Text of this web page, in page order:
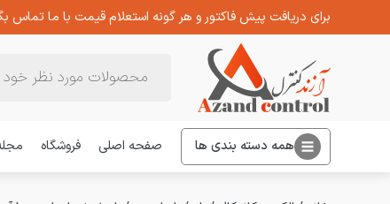
برای دریافت پیش فاکتور و هر گونه استعلام قیمت با ما تماس
همه دسته بندی ها صفحه اصلی فروشگاه